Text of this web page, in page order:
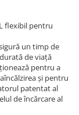
flexibil pentru
un timp de
de viaţă
pentru a
şi pentru
patentat al
de încărcare al